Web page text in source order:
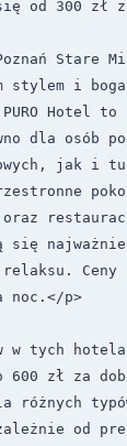
od 300 zł
Stare
stylem i
Hotel to
dla osób
jak i
oraz
się
Ceny
noc.</p>
w tych
600 zł za
różnych
od